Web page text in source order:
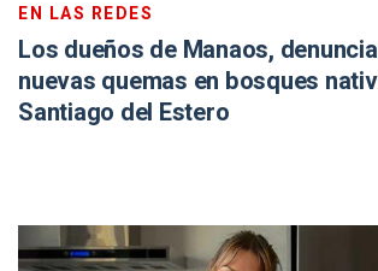
EN LAS REDES
Los dueños de Manaos,
nuevas quemas en bosques
Santiago del Estero